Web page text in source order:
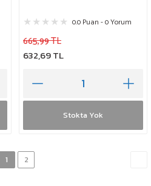
0.0 Puan - 0 Yorum
665,99 TL
632,69 TL
Stokta Yok
1 2